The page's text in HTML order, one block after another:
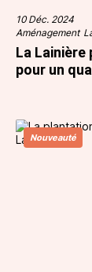
10 Déc. 2024
Aménagement
La Lainière
pour un
Nouveauté